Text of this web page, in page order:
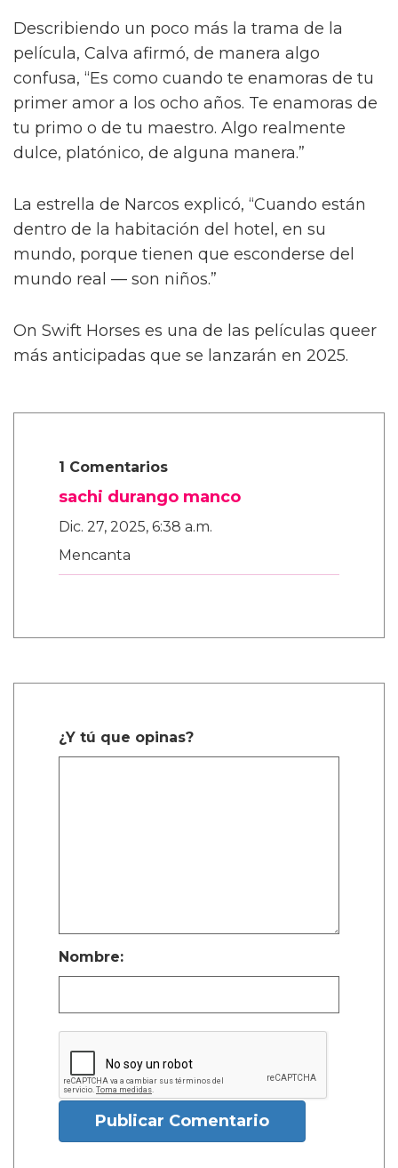
Describiendo un poco más la trama de la
película, Calva afirmó, de manera algo
confusa, “Es como cuando te enamoras de tu
primer amor a los ocho años. Te enamoras de
tu primo o de tu maestro. Algo realmente
dulce, platónico, de alguna manera.”
La estrella de Narcos explicó, “Cuando están
dentro de la habitación del hotel, en su
mundo, porque tienen que esconderse del
mundo real — son niños.”
On Swift Horses es una de las películas queer
más anticipadas que se lanzarán en 2025.
1 Comentarios
sachi durango manco
Dic. 27, 2025, 6:38 a.m.
Mencanta
¿Y tú que opinas?
Nombre:
Publicar Comentario